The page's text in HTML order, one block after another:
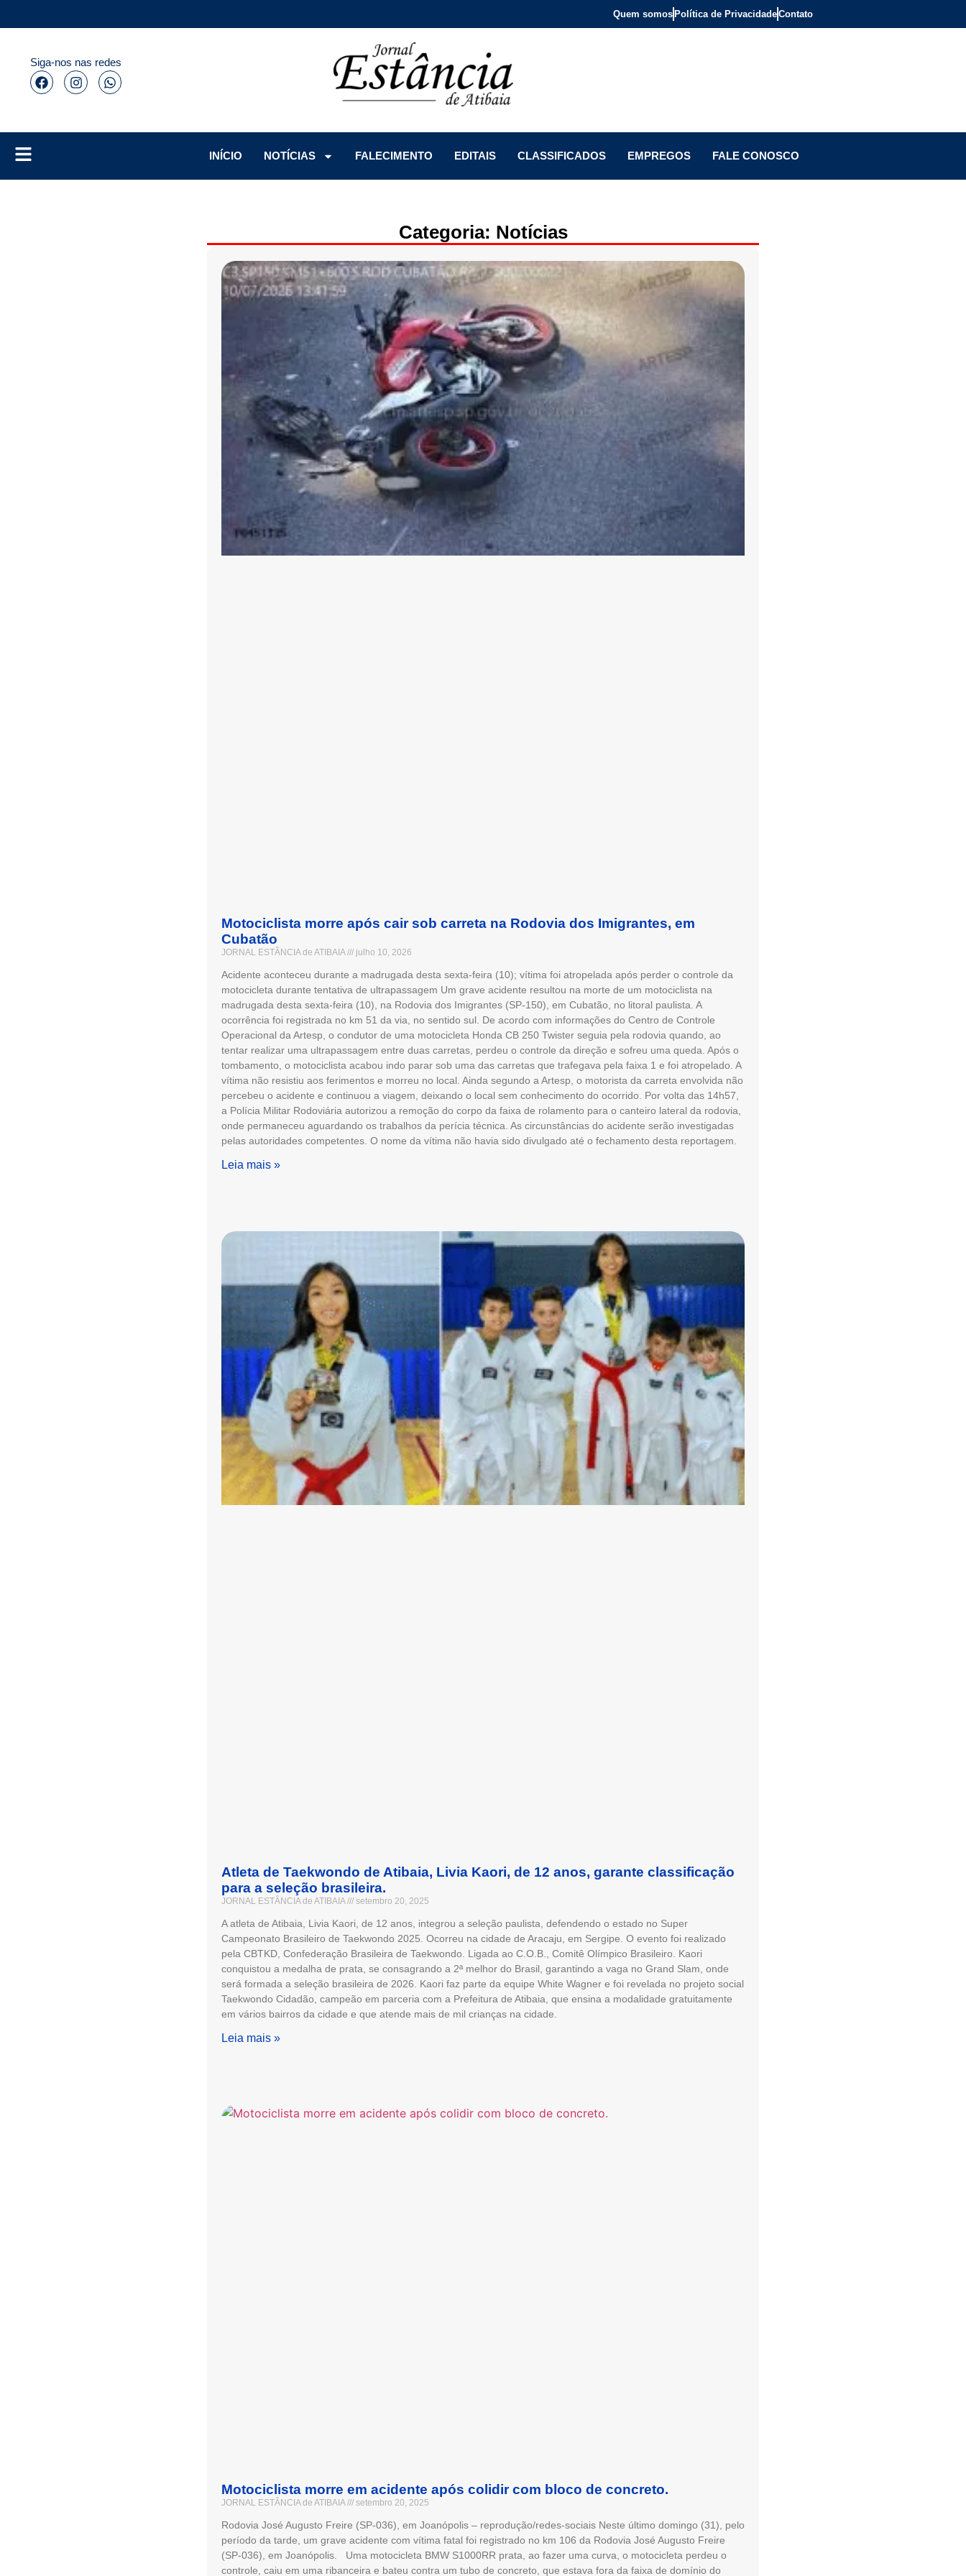
Quem somos Política de PrivacidadeContato
Siga-nos nas redes
INÍCIO
NOTÍCIAS FALECIMENTO EDITAIS CLASSIFICADOS EMPREGOS FALE CONOSCO
Categoria: Notícias
Motociclista morre após cair sob carreta na Rodovia dos Imigrantes, em
Cubatão
JORNAL ESTÂNCIA de ATIBAIA julho 10, 2026
Acidente aconteceu durante a madrugada desta sexta-feira (10); vítima foi atropelada após perder o controle da
motocicleta durante tentativa de ultrapassagem Um grave acidente resultou na morte de um motociclista na
madrugada desta sexta-feira (10), na Rodovia dos Imigrantes (SP-150), em Cubatão, no litoral paulista. A
ocorrência foi registrada no km 51 da via, no sentido sul. De acordo com informações do Centro de Controle
Operacional da Artesp, o condutor de uma motocicleta Honda CB 250 Twister seguia pela rodovia quando, ao
tentar realizar uma ultrapassagem entre duas carretas, perdeu o controle da direção e sofreu uma queda. Após o
tombamento, o motociclista acabou indo parar sob uma das carretas que trafegava pela faixa 1 e foi atropelado. A
vítima não resistiu aos ferimentos e morreu no local. Ainda segundo a Artesp, o motorista da carreta envolvida não
percebeu o acidente e continuou a viagem, deixando o local sem conhecimento do ocorrido. Por volta das 14h57,
a Polícia Militar Rodoviária autorizou a remoção do corpo da faixa de rolamento para o canteiro lateral da rodovia,
onde permaneceu aguardando os trabalhos da perícia técnica. As circunstâncias do acidente serão investigadas
pelas autoridades competentes. O nome da vítima não havia sido divulgado até o fechamento desta reportagem.
Leia mais »
Atleta de Taekwondo de Atibaia, Livia Kaori, de 12 anos, garante classificação
para a seleção brasileira.
JORNAL ESTÂNCIA de ATIBAIA setembro 20, 2025
A atleta de Atibaia, Livia Kaori, de 12 anos, integrou a seleção paulista, defendendo o estado no Super
Campeonato Brasileiro de Taekwondo 2025. Ocorreu na cidade de Aracaju, em Sergipe. O evento foi realizado
pela CBTKD, Confederação Brasileira de Taekwondo. Ligada ao C.O.B., Comitê Olímpico Brasileiro. Kaori
conquistou a medalha de prata, se consagrando a 2ª melhor do Brasil, garantindo a vaga no Grand Slam, onde
será formada a seleção brasileira de 2026. Kaori faz parte da equipe White Wagner e foi revelada no projeto social
Taekwondo Cidadão, campeão em parceria com a Prefeitura de Atibaia, que ensina a modalidade gratuitamente
em vários bairros da cidade e que atende mais de mil crianças na cidade.
Leia mais »
Motociclista morre em acidente após colidir com bloco de concreto.
JORNAL ESTÂNCIA de ATIBAIA setembro 20, 2025
Rodovia José Augusto Freire (SP-036), em Joanópolis – reprodução/redes-sociais Neste último domingo (31), pelo
período da tarde, um grave acidente com vítima fatal foi registrado no km 106 da Rodovia José Augusto Freire
(SP-036), em Joanópolis. Uma motocicleta BMW S1000RR prata, ao fazer uma curva, o motocicleta perdeu o
controle, caiu em uma ribanceira e bateu contra um tubo de concreto, que estava fora da faixa de domínio do